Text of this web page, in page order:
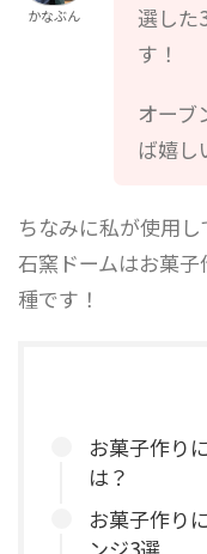
かなぶん
選した
す！
オーブ
ば嬉し
ちなみに私が使用
石窯ドームはお菓
種です！
お菓子作り
は？
お菓子作り